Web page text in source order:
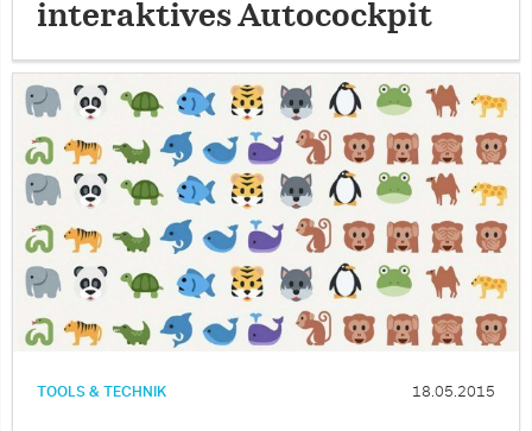
interaktives Autocockpit
TOOLS & TECHNIK 18.05.2015